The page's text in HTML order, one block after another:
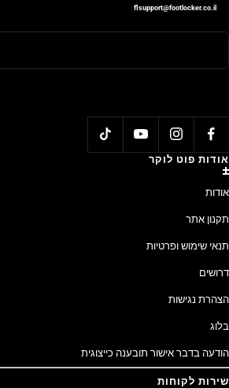
flsupport@footlocker.co.il
אודות פוט לוקר
אודות
תקנון אתר
תנאי שימוש ופרטיות
דרושים
הצהרת נגישות
בלוג
הודעה בדבר אישור תובענה כייצוגית
שירות לקוחות